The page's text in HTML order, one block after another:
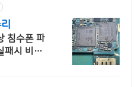
침수폰 파
패시 비용